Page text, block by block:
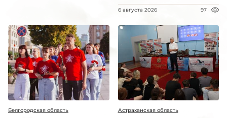
6 августа 2026 97
Белгородская область Астраханская область